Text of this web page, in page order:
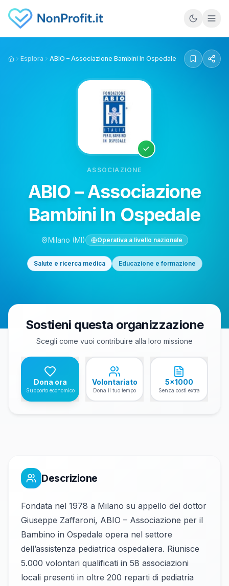
Vai al contenuto principale
HomeEsplora ABIO – Associazione Bambini In Ospedale
ASSOCIAZIONE
ABIO – Associazione
Bambini In Ospedale
Milano (MI) Operativa a livello nazionale
Salute e ricerca medica Educazione e formazione
Sostieni questa organizzazione
Scegli come vuoi contribuire alla loro missione
Dona ora
Supporto economico
Volontariato
Dona il tuo tempo
5x1000
Senza costi extra
Descrizione
Fondata nel 1978 a Milano su appello del dottor
Giuseppe Zaffaroni, ABIO – Associazione per il
Bambino in Ospedale opera nel settore
dell’assistenza pediatrica ospedaliera. Riunisce
5.000 volontari qualificati in 58 associazioni
locali presenti in oltre 200 reparti di pediatria